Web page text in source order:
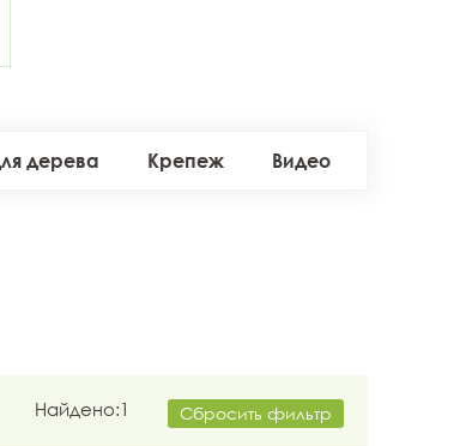
дерева Крепеж Видео
Найдено:1 Сбросить фильтр